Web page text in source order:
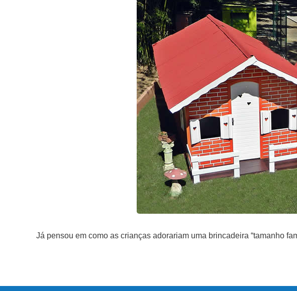
Já pensou em como as crianças adorariam uma brincadeira “tamanho